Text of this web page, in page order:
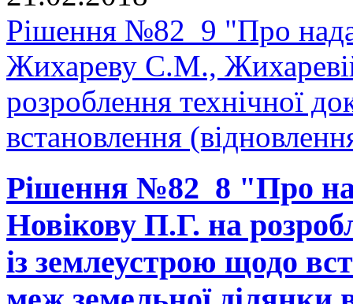
Рішення №82_9 "Про
Жихареву С.М.,
розроблення технічної
встановлення
Рішення №82_8 "Про
Новікову П.Г. на
із землеустрою щодо